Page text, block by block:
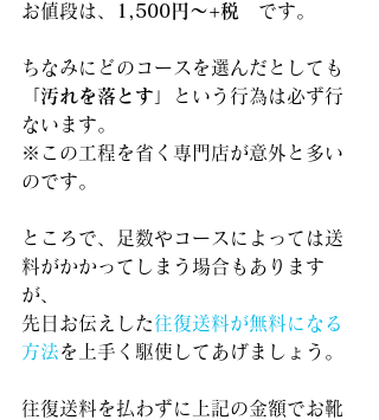
お値段は、
1,500円～+税 です。
ちなみにどのコースを選んだとしても
汚れを落とす 」という行為は必ず行
ないます。
※この工程を省く専門店が意外と多い
のです。
ところで、足数やコースによっては送
料がかかってしまう場合もあります
が、
先日お伝えした往復送料が無料になる
方法を上手く駆使してあげましょう。
往復送料を払わずに上記の金額でお靴